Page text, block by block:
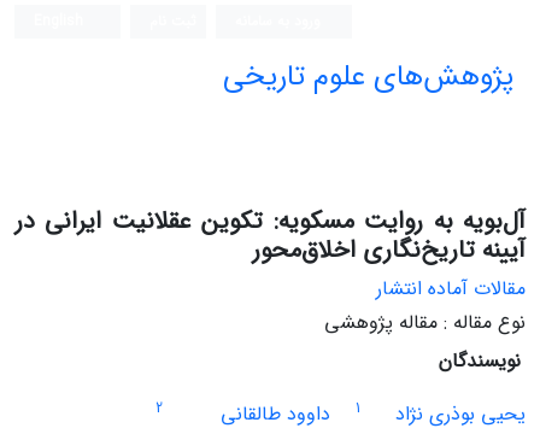
پژوهش‌های علوم تاریخی
آل‌بویه به روایت مسکویه: تکوین عقلانیت ایرانی در
آیینه تاریخ‌نگاری اخلاق‌محور
مقالات آماده انتشار
نوع مقاله : مقاله پژوهشی
نویسندگان
یحیی بوذری نژاد
1 داوود طالقانی
2